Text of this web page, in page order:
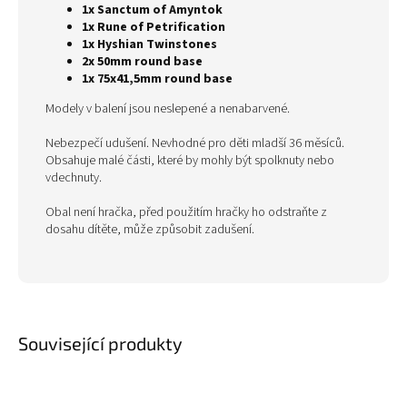
Související produkty
1x Sanctum of Amyntok
1x Rune of Petrification
1x Hyshian Twinstones
2x 50mm round base
1x 75x41,5mm round base
Modely v balení jsou neslepené a nenabarvené.
Nebezpečí udušení. Nevhodné pro děti mladší 36 měsíců.
Obsahuje malé části, které by mohly být spolknuty nebo
vdechnuty.
Obal není hračka, před použitím hračky ho odstraňte z
dosahu dítěte, může způsobit zadušení.